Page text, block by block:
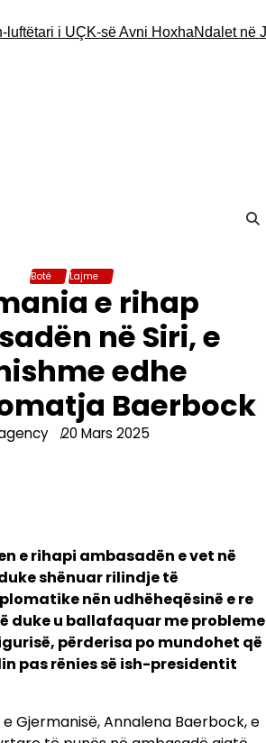
i UÇK-së Avni HoxhaNdalet në
Botë Lajme
e rihap
në Siri, e
edhe
Baerbock
20 Mars 2025
e rihapi ambasadën e vet në
shënuar rilindje të
nën udhëheqësinë e re
duke u ballafaquar me probleme
përderisa po mundohet që
pas rënies së ish-presidentit
Gjermanisë, Annalena Baerbock, e